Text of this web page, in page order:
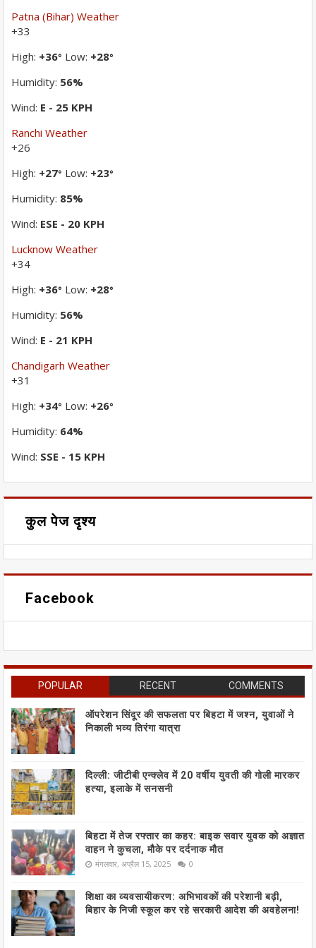
Patna (Bihar) Weather
+33
High: +36° Low: +28°
Humidity: 56%
Wind: E - 25 KPH
Ranchi Weather
+26
High: +27° Low: +23°
Humidity: 85%
Wind: ESE - 20 KPH
Lucknow Weather
+34
High: +36° Low: +28°
Humidity: 56%
Wind: E - 21 KPH
Chandigarh Weather
+31
High: +34° Low: +26°
Humidity: 64%
Wind: SSE - 15 KPH
कुल पेज दृश्य
Facebook
POPULAR RECENT COMMENTS
ऑपरेशन सिंदूर की सफलता पर बिहटा में जश्न, युवाओं ने
निकाली भव्य तिरंगा यात्रा
दिल्ली: जीटीबी एन्क्लेव में 20 वर्षीय युवती की गोली मारकर
हत्या, इलाके में सनसनी
बिहटा में तेज रफ्तार का कहर: बाइक सवार युवक को अज्ञात
वाहन ने कुचला, मौके पर दर्दनाक मौत
मंगलवार, अप्रैल 15, 2025 0
शिक्षा का व्यवसायीकरण: अभिभावकों की परेशानी बढ़ी,
बिहार के निजी स्कूल कर रहे सरकारी आदेश की अवहेलना!